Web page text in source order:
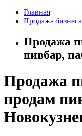
Главная
Продажа бизнеса
Продажа
пивбар,
Продажа
продам